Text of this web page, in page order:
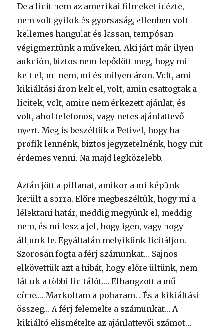
De a licit nem az amerikai filmeket idézte,
nem volt gyilok és gyorsaság, ellenben volt
kellemes hangulat és lassan, tempósan
végigmentünk a műveken. Aki járt már ilyen
aukción, biztos nem lepődött meg, hogy mi
kelt el, mi nem, mi és milyen áron. Volt, ami
kikiáltási áron kelt el, volt, amin csattogtak a
licitek, volt, amire nem érkezett ajánlat, és
volt, ahol telefonos, vagy netes ajánlattevő
nyert. Meg is beszéltük a Petivel, hogy ha
profik lennénk, biztos jegyzetelnénk, hogy mit
érdemes venni. Na majd legközelebb.
Aztán jött a pillanat, amikor a mi képünk
került a sorra. Előre megbeszéltük, hogy mi a
lélektani határ, meddig megyünk el, meddig
nem, és mi lesz a jel, hogy igen, vagy hogy
álljunk le. Egyáltalán melyikünk licitáljon.
Szorosan fogta a férj számunkat… Sajnos
elkövettük azt a hibát, hogy előre ültünk, nem
láttuk a többi licitálót…. Elhangzott a mű
címe…. Markoltam a poharam… És a kikiáltási
összeg… A férj felemelte a számunkat… A
kikiáltó elismételte az ajánlattevői számot…